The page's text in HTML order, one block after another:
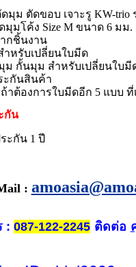
ดมุม ตัดขอบ เจาะรู KW-trio
มุมโค้ง Size M ขนาด 6 มม.
กชิ้นงาน
ำหรับเปลี่ยนใบมีด
ม กั้นมุม สำหรับเปลี่ยนใบมี
ะกันสินค้า
าต้องการใบมีดอีก 5 แบบ ที่
กัน
ะกัน 1 ปี
:
: 087-122-2245ติดต่อ